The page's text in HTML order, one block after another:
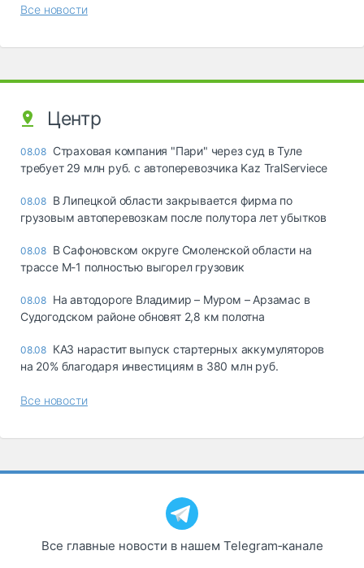
Все новости
Центр
08.08 Страховая компания "Пари" через суд в Туле
требует 29 млн руб. с автоперевозчика Kaz TralServiece
08.08 В Липецкой области закрывается фирма по
грузовым автоперевозкам после полутора лет убытков
08.08 В Сафоновском округе Смоленской области на
трассе М-1 полностью выгорел грузовик
08.08 На автодороге Владимир – Муром – Арзамас в
Судогодском районе обновят 2,8 км полотна
08.08 КАЗ нарастит выпуск стартерных аккумуляторов
на 20% благодаря инвестициям в 380 млн руб.
Все новости
Все главные новости в нашем Telegram‑канале